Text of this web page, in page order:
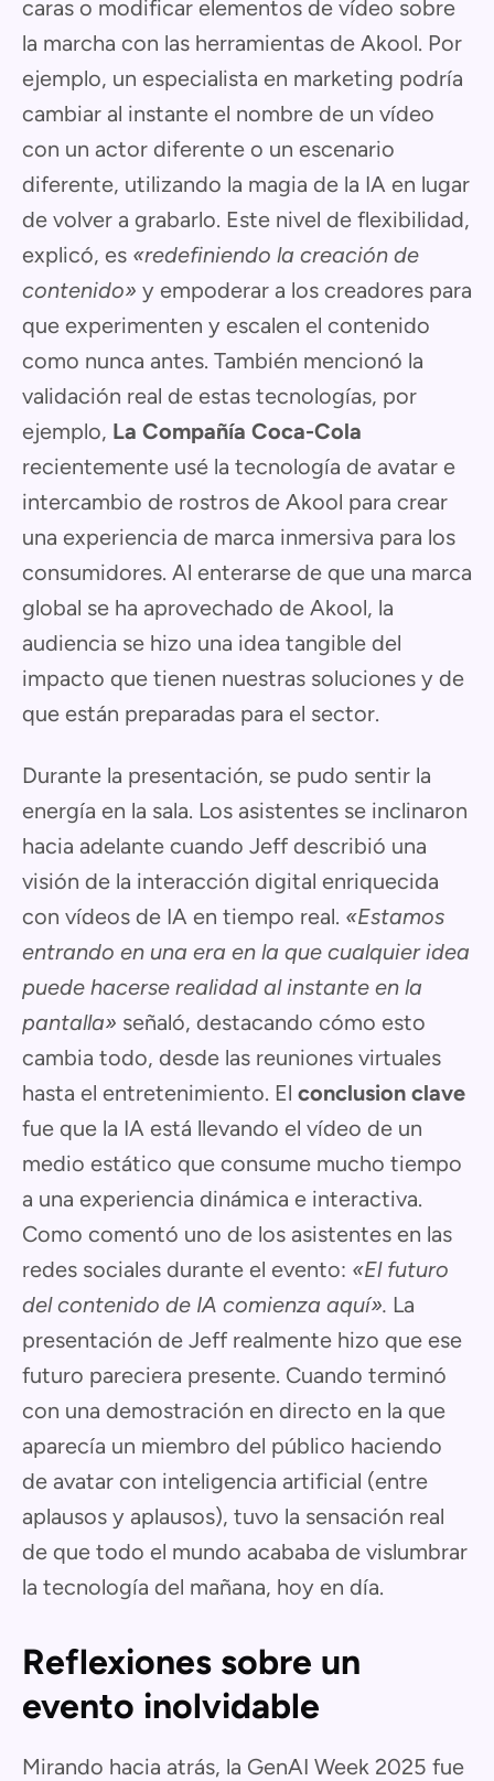
caras o modificar elementos de vídeo sobre
la marcha con las herramientas de Akool. Por
ejemplo, un especialista en marketing podría
cambiar al instante el nombre de un vídeo
con un actor diferente o un escenario
diferente, utilizando la magia de la IA en lugar
de volver a grabarlo. Este nivel de flexibilidad,
explicó, es «redefiniendo la creación de
contenido» y empoderar a los creadores para
que experimenten y escalen el contenido
como nunca antes. También mencionó la
validación real de estas tecnologías, por
ejemplo, La Compañía Coca-Cola
recientemente usé la tecnología de avatar e
intercambio de rostros de Akool para crear
una experiencia de marca inmersiva para los
consumidores. Al enterarse de que una marca
global se ha aprovechado de Akool, la
audiencia se hizo una idea tangible del
impacto que tienen nuestras soluciones y de
que están preparadas para el sector.
Durante la presentación, se pudo sentir la
energía en la sala. Los asistentes se inclinaron
hacia adelante cuando Jeff describió una
visión de la interacción digital enriquecida
con vídeos de IA en tiempo real. «Estamos
entrando en una era en la que cualquier idea
puede hacerse realidad al instante en la
pantalla» señaló, destacando cómo esto
cambia todo, desde las reuniones virtuales
hasta el entretenimiento. El conclusion clave
fue que la IA está llevando el vídeo de un
medio estático que consume mucho tiempo
a una experiencia dinámica e interactiva.
Como comentó uno de los asistentes en las
redes sociales durante el evento: «El futuro
del contenido de IA comienza aquí». La
presentación de Jeff realmente hizo que ese
futuro pareciera presente. Cuando terminó
con una demostración en directo en la que
aparecía un miembro del público haciendo
de avatar con inteligencia artificial (entre
aplausos y aplausos), tuvo la sensación real
de que todo el mundo acababa de vislumbrar
la tecnología del mañana, hoy en día.
Reflexiones sobre un
evento inolvidable
Mirando hacia atrás, la GenAI Week 2025 fue